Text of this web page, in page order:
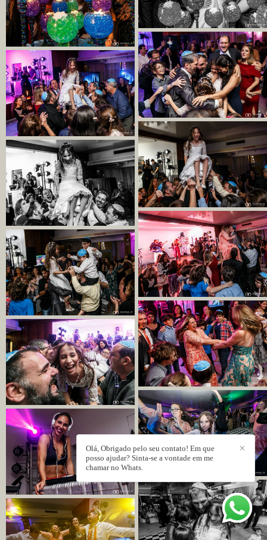
✕
Olá, Obrigado pelo seu contato! Em que
posso ajudar? Sinta-se a vontade em me
chamar no Whats.